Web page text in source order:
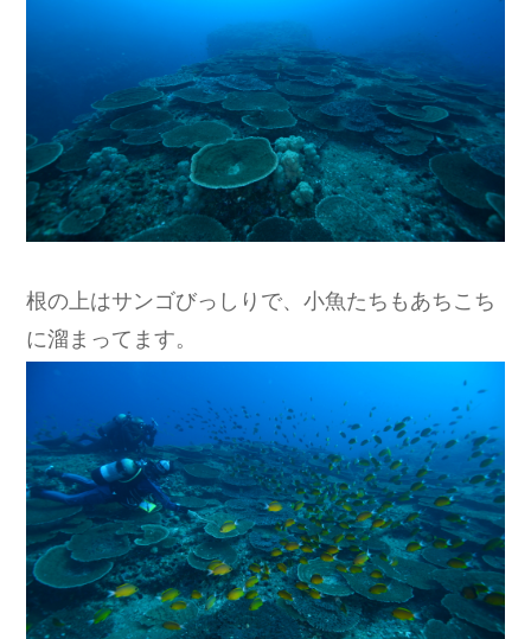
根の上はサンゴびっしりで、小魚たちもあちこち
に溜まってます。